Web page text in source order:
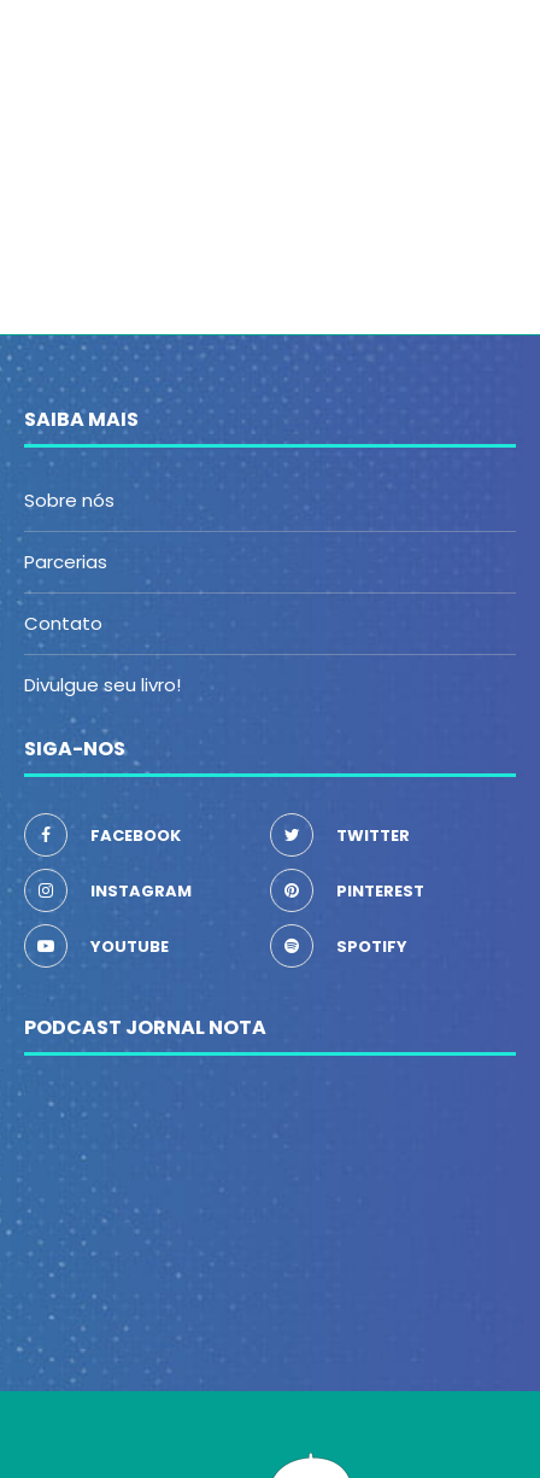
SAIBA MAIS
Sobre nós
Parcerias
Contato
Divulgue seu livro!
SIGA-NOS
FACEBOOK TWITTER
INSTAGRAM PINTEREST
YOUTUBE SPOTIFY
PODCAST JORNAL NOTA